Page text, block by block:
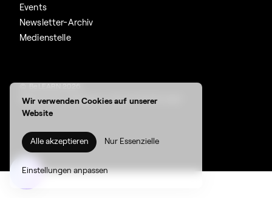
Suchen
nach:
Events
Newsletter-Archiv
Medienstelle
© BeLEARN 2026
Datenschutz
Impressum Cookie-Einstellungen
Wir verwenden Cookies auf unserer
Website
Alle akzeptieren Nur Essenzielle
Einstellungen anpassen